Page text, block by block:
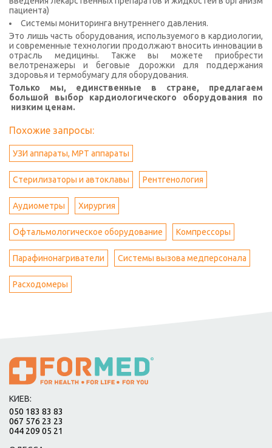
пациента)
Системы мониторинга внутреннего давления.
Это лишь часть оборудования, используемого в кардиологии,
и современные технологии продолжают вносить инновации в
отрасль медицины. Также вы можете приобрести
велотренажеры и беговые дорожки для поддержания
здоровья и термобумагу для оборудования.
Только мы, единственные в стране, предлагаем
большой выбор кардиологического оборудования по
низким ценам.
Похожие запросы:
УЗИ аппараты, МРТ аппараты
Стерилизаторы и автоклавы Рентгенология
Аудиометры Хирургия
Офтальмологическое оборудование Компрессоры
Парафинонагриватели Системы вызова медперсонала
Расходомеры
КИЕВ:
050 183 83 83
067 576 23 23
044 209 05 21